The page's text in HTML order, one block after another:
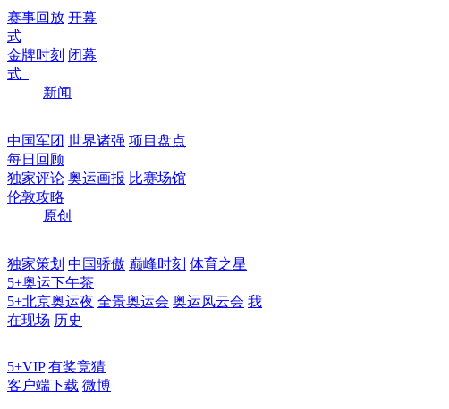
赛事回放 开幕
式
金牌时刻 闭幕
式
新闻
中国军团 世界诸强 项目盘点
每日回顾
独家评论 奥运画报 比赛场馆
伦敦攻略
原创
独家策划 中国骄傲 巅峰时刻 体育之星
5+奥运下午茶
5+北京奥运夜 全景奥运会 奥运风云会 我
在现场 历史
5+VIP 有奖竞猜
客户端下载 微博